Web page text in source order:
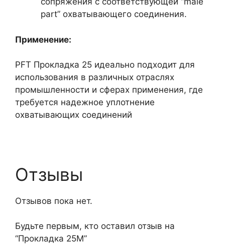
part” охватывающего соединения.
Применение:
PFT Прокладка 25 идеально подходит для
использования в различных отраслях
промышленности и сферах применения, где
требуется надежное уплотнение
охватывающих соединений
Отзывы
Отзывов пока нет.
Будьте первым, кто оставил отзыв на
“Прокладка 25М”